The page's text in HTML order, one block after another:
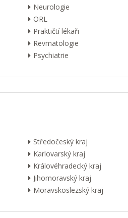
Neurologie
ORL
Praktičtí lékaři
Revmatologie
Psychiatrie
Středočeský kraj
Karlovarský kraj
Královéhradecký kraj
Jihomoravský kraj
Moravskoslezský kraj